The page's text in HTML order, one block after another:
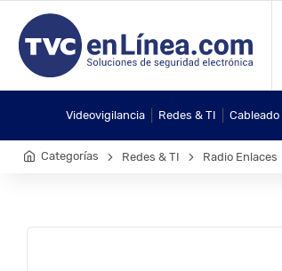
Videovigilancia Redes & TI
Categorías Redes & TI Radio Enlaces